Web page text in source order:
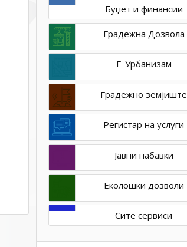
plaketa2
Буџет и финансии
Градежна Дозвола
Е-Урбанизам
Градежно земјиште
Регистар на услуги
Јавни набавки
Еколошки дозволи
Сите сервиси